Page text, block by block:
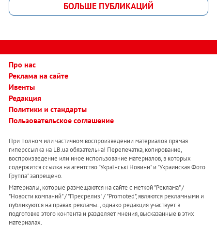
БОЛЬШЕ ПУБЛИКАЦИЙ
Про нас
Реклама на сайте
Ивенты
Редакция
Политики и стандарты
Пользовательское соглашение
При полном или частичном воспроизведении материалов прямая
гиперссылка на LB.ua обязательна! Перепечатка, копирование,
воспроизведение или иное использование материалов, в которых
содержится ссылка на агентство "Українськi Новини" и "Украинская Фото
Группа" запрещено.
Материалы, которые размещаются на сайте с меткой "Реклама" /
"Новости компаний" / "Пресрелиз" / "Promoted", являются рекламными и
публикуются на правах рекламы. , однако редакция участвует в
подготовке этого контента и разделяет мнения, высказанные в этих
материалах.